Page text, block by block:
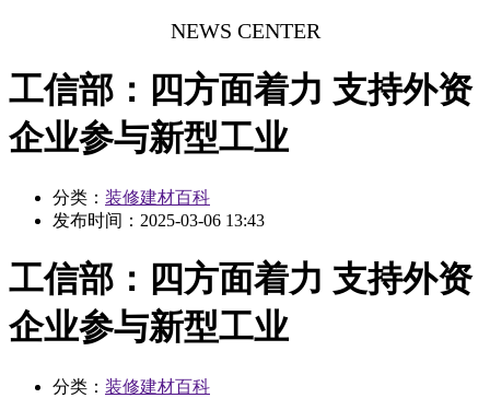
NEWS CENTER
工信部：四方面着力 支持外资
企业参与新型工业
分类： 装修建材百科
发布时间： 2025-03-06 13:43
工信部：四方面着力 支持外资
企业参与新型工业
分类： 装修建材百科